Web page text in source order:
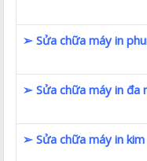
➢ Sửa chữa máy in
➢ Sửa chữa máy in đa
➢ Sửa chữa máy in kim